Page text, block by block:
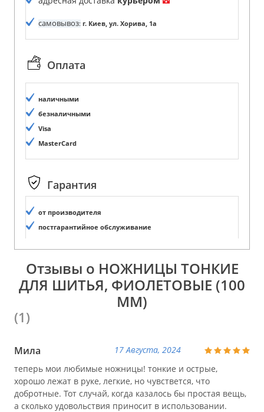
самовывоз: г. Киев, ул. Хорива, 1а
Оплата
наличными
безналичными
Visa
MasterCard
Гарантия
от производителя
постгарантийное обслуживание
Отзывы о НОЖНИЦЫ ТОНКИЕ
ДЛЯ ШИТЬЯ, ФИОЛЕТОВЫЕ (100
ММ)
(1)
Мила
17 Августа, 2024
теперь мои любимые ножницы! тонкие и острые,
хорошо лежат в руке, легкие, но чувствется, что
добротные. Тот случай, когда казалось бы простая вещь,
а сколько удовольствия приносит в использовании.